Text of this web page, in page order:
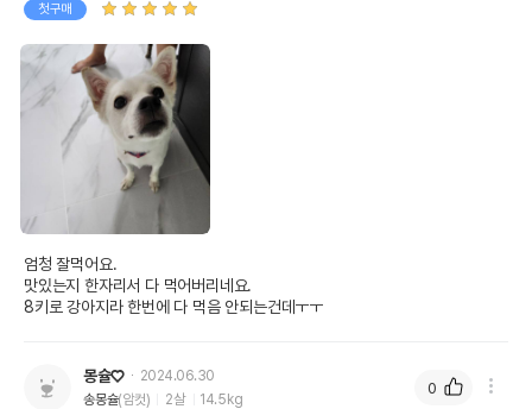
첫구매
엄청 잘먹어요.
맛있는지 한자리서 다 먹어버리네요.
8키로 강아지라 한번에 다 먹음 안되는건데ㅜㅜ
몽슐♡
2024.06.30
송몽슐(암컷) 2살 14.5kg
0